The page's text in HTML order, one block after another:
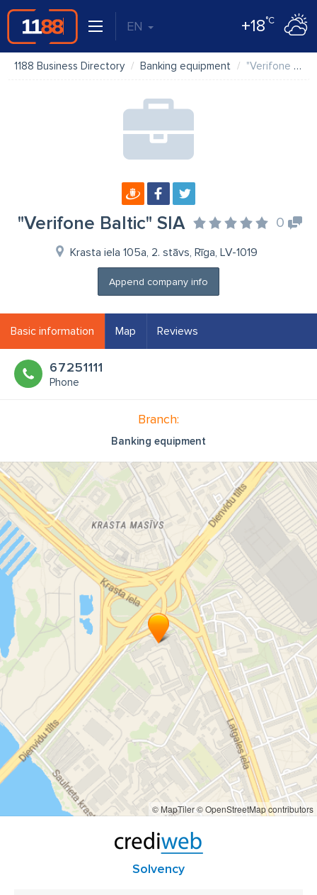
EN +18°C
1188 Business Directory Banking equipment "Verifone Baltic" SIA
"Verifone Baltic" SIA 0
Krasta iela 105a, 2. stāvs, Rīga, LV-1019
Append company info
Basic information Map Reviews
67251111
Phone
Branch:
Banking equipment
© MapTiler© OpenStreetMap contributors
Solvency